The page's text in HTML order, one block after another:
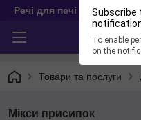
Subscribe
To enable
on the
Речі для печі
Товари та послуги
Мікси присипок